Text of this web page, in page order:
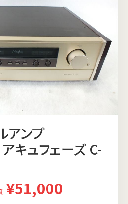
アンプ
キュフェーズ C-
¥51,000